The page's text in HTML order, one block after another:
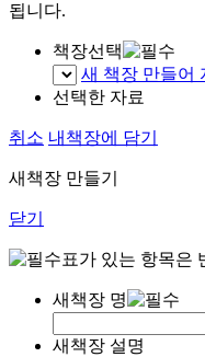
됩니다.
책장선택
새 책장 만들어
선택한 자료
취소 내책장에 담기
새책장 만들기
닫기
표가 있는 항목은
새책장 명
새책장 설명